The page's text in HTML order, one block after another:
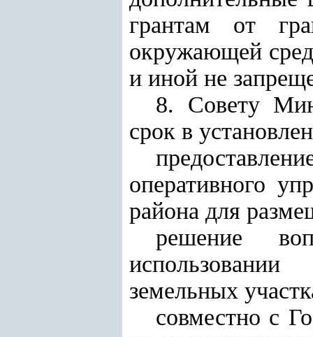
грантам от
окружающей
и иной не
8. Совету
срок в
оперативного
района для
решение
земельных
совместно с